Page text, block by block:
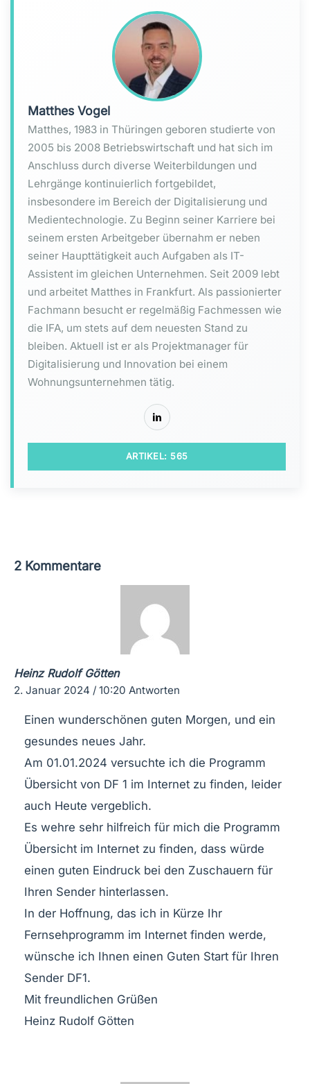
Matthes Vogel
Matthes, 1983 in Thüringen geboren studierte von
2005 bis 2008 Betriebswirtschaft und hat sich im
Anschluss durch diverse Weiterbildungen und
Lehrgänge kontinuierlich fortgebildet,
insbesondere im Bereich der Digitalisierung und
Medientechnologie. Zu Beginn seiner Karriere bei
seinem ersten Arbeitgeber übernahm er neben
seiner Haupttätigkeit auch Aufgaben als IT-
Assistent im gleichen Unternehmen. Seit 2009 lebt
und arbeitet Matthes in Frankfurt. Als passionierter
Fachmann besucht er regelmäßig Fachmessen wie
die IFA, um stets auf dem neuesten Stand zu
bleiben. Aktuell ist er als Projektmanager für
Digitalisierung und Innovation bei einem
Wohnungsunternehmen tätig.
ARTIKEL: 565
2 Kommentare
Heinz Rudolf Götten
2. Januar 2024 / 10:20 Antworten
Einen wunderschönen guten Morgen, und ein
gesundes neues Jahr.
Am 01.01.2024 versuchte ich die Programm
Übersicht von DF 1 im Internet zu finden, leider
auch Heute vergeblich.
Es wehre sehr hilfreich für mich die Programm
Übersicht im Internet zu finden, dass würde
einen guten Eindruck bei den Zuschauern für
Ihren Sender hinterlassen.
In der Hoffnung, das ich in Kürze Ihr
Fernsehprogramm im Internet finden werde,
wünsche ich Ihnen einen Guten Start für Ihren
Sender DF1.
Mit freundlichen Grüßen
Heinz Rudolf Götten